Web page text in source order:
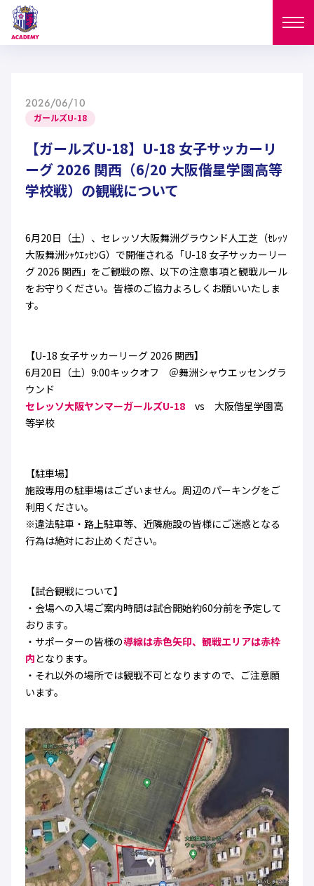
U-18 U-15
U-12 ガールズU-18
ガールズU-15 セレクション
試合日程
MATCH
試合日程
U-18 U-15
西U-15 和歌山U-15
U-12
U-18 U-15
西U-15
ガールズU-15
スタッフ
セレクション
SELECTION
アカデミー
セレクション
フィロソフィー
セレッソ大阪 レディース
2026/06/10
ガールズU-18
【ガールズU-18】U-18 女子サッカーリ
ーグ 2026 関西（6/20 大阪偕星学園高等
学校戦）の観戦について
6月20日（土）、セレッソ大阪舞洲グラウンド人工芝（ｾﾚｯｿ
大阪舞洲ｼｬｳｴｯｾﾝG）で開催される「U-18 女子サッカーリー
グ 2026 関西」をご観戦の際、以下の注意事項と観戦ルール
をお守りください。皆様のご協力よろしくお願いいたしま
す。
【U-18 女子サッカーリーグ 2026 関西】
6月20日（土）9:00キックオフ ＠舞洲シャウエッセングラ
ウンド
セレッソ大阪ヤンマーガールズU-18 vs 大阪偕星学園高
等学校
【駐車場】
施設専用の駐車場はございません。周辺のパーキングをご
利用ください。
※違法駐車・路上駐車等、近隣施設の皆様にご迷惑となる
行為は絶対にお止めください。
【試合観戦について】
・会場への入場ご案内時間は試合開始約60分前を予定して
おります。
・サポーターの皆様の導線は赤色矢印、観戦エリアは赤枠
内となります。
・それ以外の場所では観戦不可となりますので、ご注意願
います。